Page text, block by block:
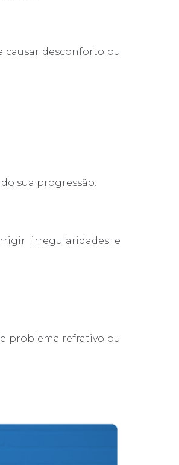
causar desconforto ou
sua progressão.
irregularidades e
problema refrativo ou